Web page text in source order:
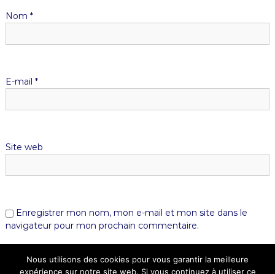
Nom *
E-mail *
Site web
Enregistrer mon nom, mon e-mail et mon site dans le
navigateur pour mon prochain commentaire.
Nous utilisons des cookies pour vous garantir la meilleure
expérience sur notre site web. Si vous continuez à utiliser ce